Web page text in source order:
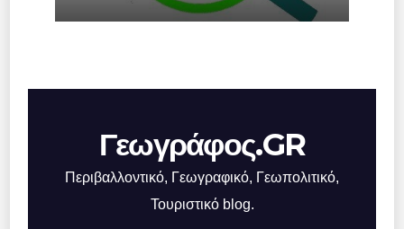
Γεωγράφος.GR
Περιβαλλοντικό, Γεωγραφικό, Γεωπολιτικό,
Τουριστικό blog.